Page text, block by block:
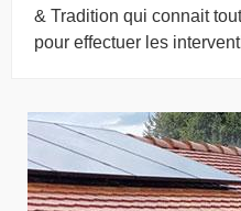
& Tradition qui connait
pour effectuer les